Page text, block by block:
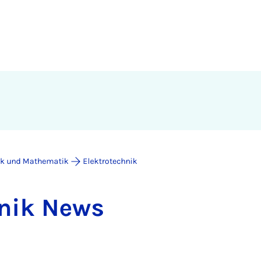
und Mathematik Elektrotechnik
News